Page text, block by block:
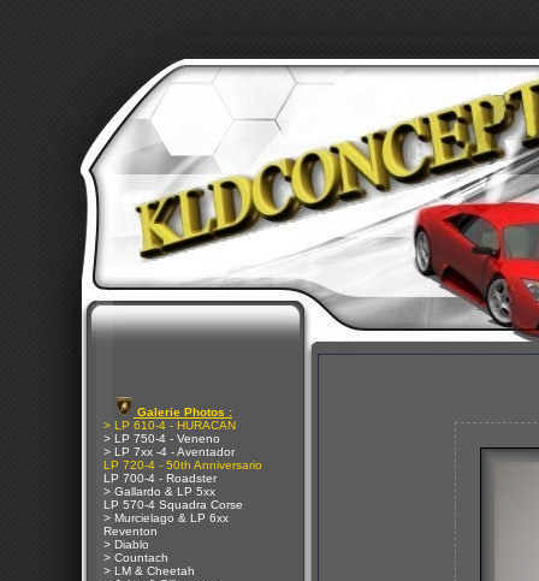
Galerie Photos :
> LP 610-4 - HURACAN
> LP 750-4 - Veneno
> LP 7xx -4 - Aventador
LP 720-4 - 50th Anniversario
LP 700-4 - Roadster
> Gallardo & LP 5xx
LP 570-4 Squadra Corse
> Murcielago & LP 6xx
Reventon
> Diablo
> Countach
> LM & Cheetah